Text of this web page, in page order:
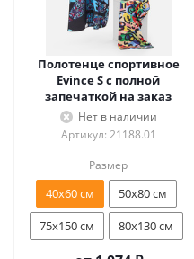
Полотенце спортивное
Evince S с полной
запечаткой на заказ
Нет в наличии
Артикул: 21188.01
Размер
40х60 см
50х80 см
75х150 см
80х130 см